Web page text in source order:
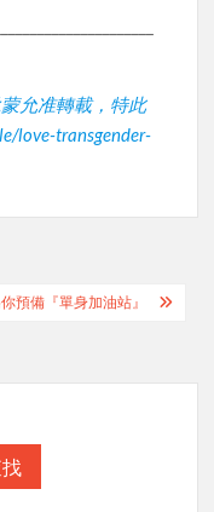
允准轉載，特此
love-transgender-
預備『單身加油站』